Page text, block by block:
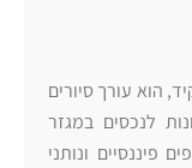
הוא עורך סיורים
לנכסים במגזר
פיננסיים ונותני